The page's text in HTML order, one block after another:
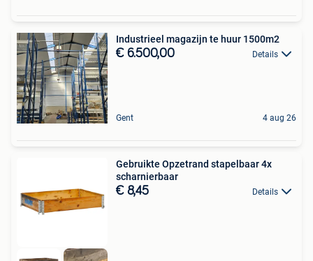
Industrieel magazijn te huur 1500m2
€ 6.500,00 Details
Gent 4 aug 26
Gebruikte Opzetrand stapelbaar 4x
scharnierbaar
€ 8,45 Details